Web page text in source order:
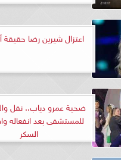
اعتزال شيرين رضا حقيقة
ضحية عمرو دياب.. نقل
للمستشفى بعد انفعاله
السكر